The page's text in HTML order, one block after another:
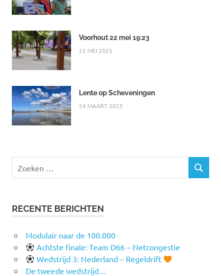
Voorhout 22 mei 19:23
22 MEI 2025
Lente op Scheveningen
24 MAART 2025
naar:
ZOEKEN
RECENTE BERICHTEN
Modulair naar de 100.000
Achtste finale: Team D66 – Netcongestie
Wedstrijd 3: Nederland – Regeldrift
De tweede wedstrijd…